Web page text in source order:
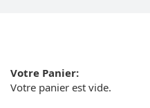
Votre Panier:
Votre panier est vide.